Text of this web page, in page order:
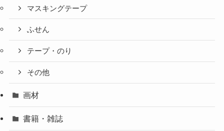
マスキングテープ
ふせん
テープ・のり
その他
画材
書籍・雑誌